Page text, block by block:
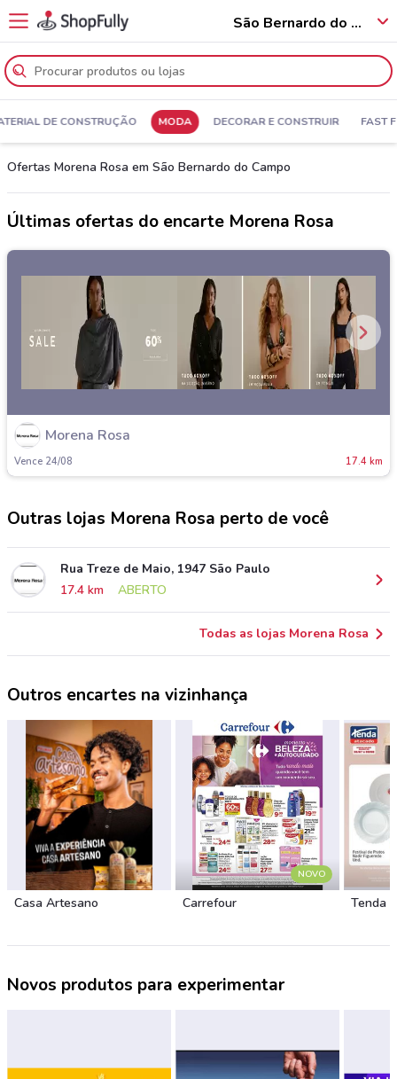
São Bernardo do Campo - 09761
DE CONSTRUÇÃO MODA DECORAR E CONSTRUIR FAST
Ofertas Morena Rosa em São Bernardo do Campo
Últimas ofertas do encarte Morena Rosa
Morena Rosa
Vence 24/08 17.4 km
Outras lojas Morena Rosa perto de você
Rua Treze de Maio, 1947 São Paulo
17.4 km
ABERTO
Todas as lojas Morena Rosa
Outros encartes na vizinhança
Casa Artesano
NOVO
Carrefour Tenda
Novos produtos para experimentar